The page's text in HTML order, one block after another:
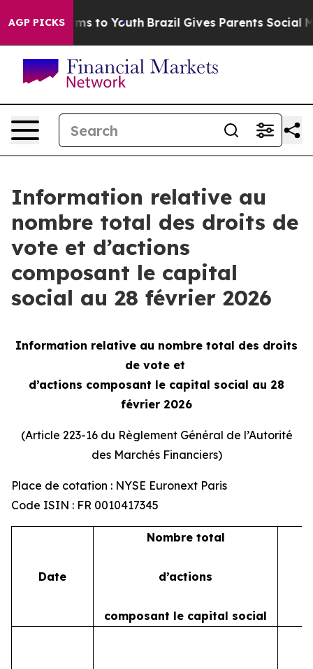
AGP PICKSHarms to Youth Brazil Gives Parents Social
Information relative au
nombre total des droits de
vote et d’actions
composant le capital
social au 28 février 2026
Information relative au nombre total des droits
de vote et
d’actions composant le capital social au 28
février 2026
(Article 223-16 du Règlement Général de l’Autorité
des Marchés Financiers)
Place de cotation : NYSE Euronext Paris
Code ISIN : FR 0010417345
Date
Nombre total
d’actions
composant le capital social